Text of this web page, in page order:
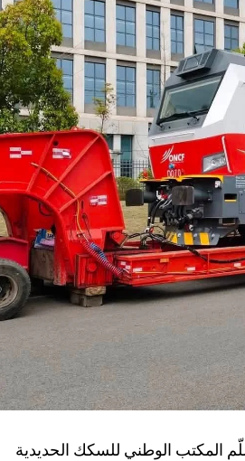
المكتب الوطني للسكك الحديدية